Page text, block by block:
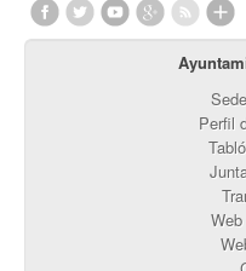
Perfil